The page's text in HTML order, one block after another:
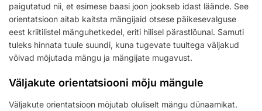
paigutatud nii, et esimese baasi joon jookseb idast läände. See
orientatsioon aitab kaitsta mängijaid otsese päikesevalguse
eest kriitilistel mänguhetkedel, eriti hilisel pärastlõunal. Samuti
tuleks hinnata tuule suundi, kuna tugevate tuultega väljakud
võivad mõjutada mängu ja mängijate mugavust.
Väljakute orientatsiooni mõju mängule
Väljakute orientatsioon mõjutab oluliselt mängu dünaamikat.